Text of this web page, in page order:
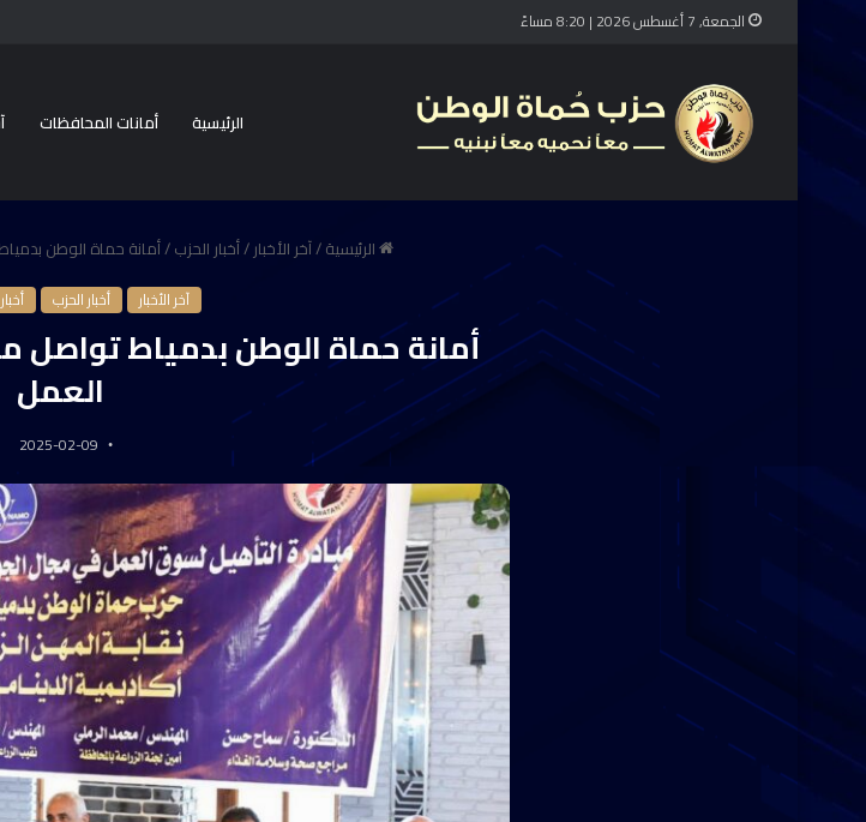
الجمعة, 7 أغسطس 2026 | 8:20 مساءً
الرئيسية أمانات المحافظات
الرئيسية/آخر الأخبار/أخبار الحزب/أمانة حماة الوطن
آخر الأخبار أخبار الحزب
أمانة حماة الوطن بدمياط تواصل
العمل
2025-02-09